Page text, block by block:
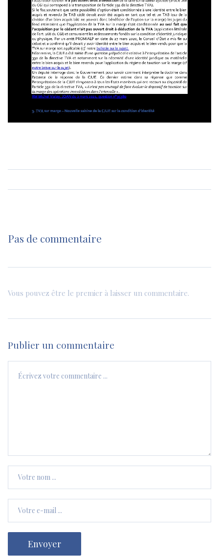
Pas de commentaire
Vous pouvez être le premier à laisser un commentaire.
Publier un commentaire